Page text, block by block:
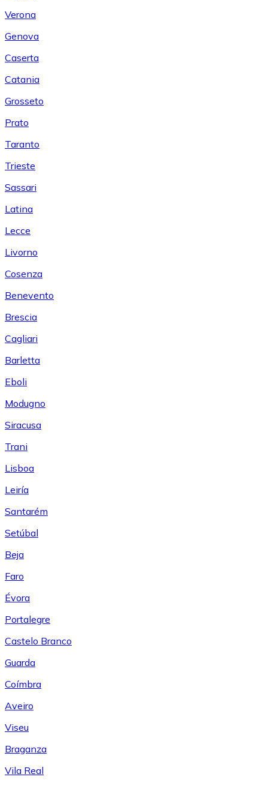
Verona
Genova
Caserta
Catania
Grosseto
Prato
Taranto
Trieste
Sassari
Latina
Lecce
Livorno
Cosenza
Benevento
Brescia
Cagliari
Barletta
Eboli
Modugno
Siracusa
Trani
Lisboa
Leiría
Santarém
Setúbal
Beja
Faro
Évora
Portalegre
Castelo Branco
Guarda
Coímbra
Aveiro
Viseu
Braganza
Vila Real